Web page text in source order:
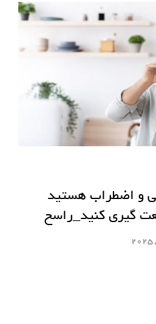
و اضطراب هستید
گیری کنید_راسخ